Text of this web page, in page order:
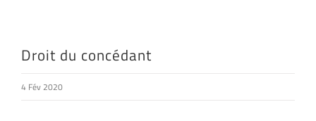
Droit du concédant
4 Fév 2020